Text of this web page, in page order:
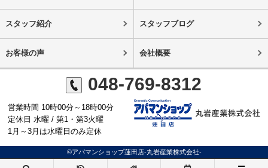
スタッフ紹介 スタッフブログ
お客様の声 会社概要
048-769-8312
営業時間 10時00分～18時00分
定休日 水曜 / 第1・第3火曜
1月～3月は水曜日のみ定休
©アパマンショップ蓮田店-丸岩産業株式会社-